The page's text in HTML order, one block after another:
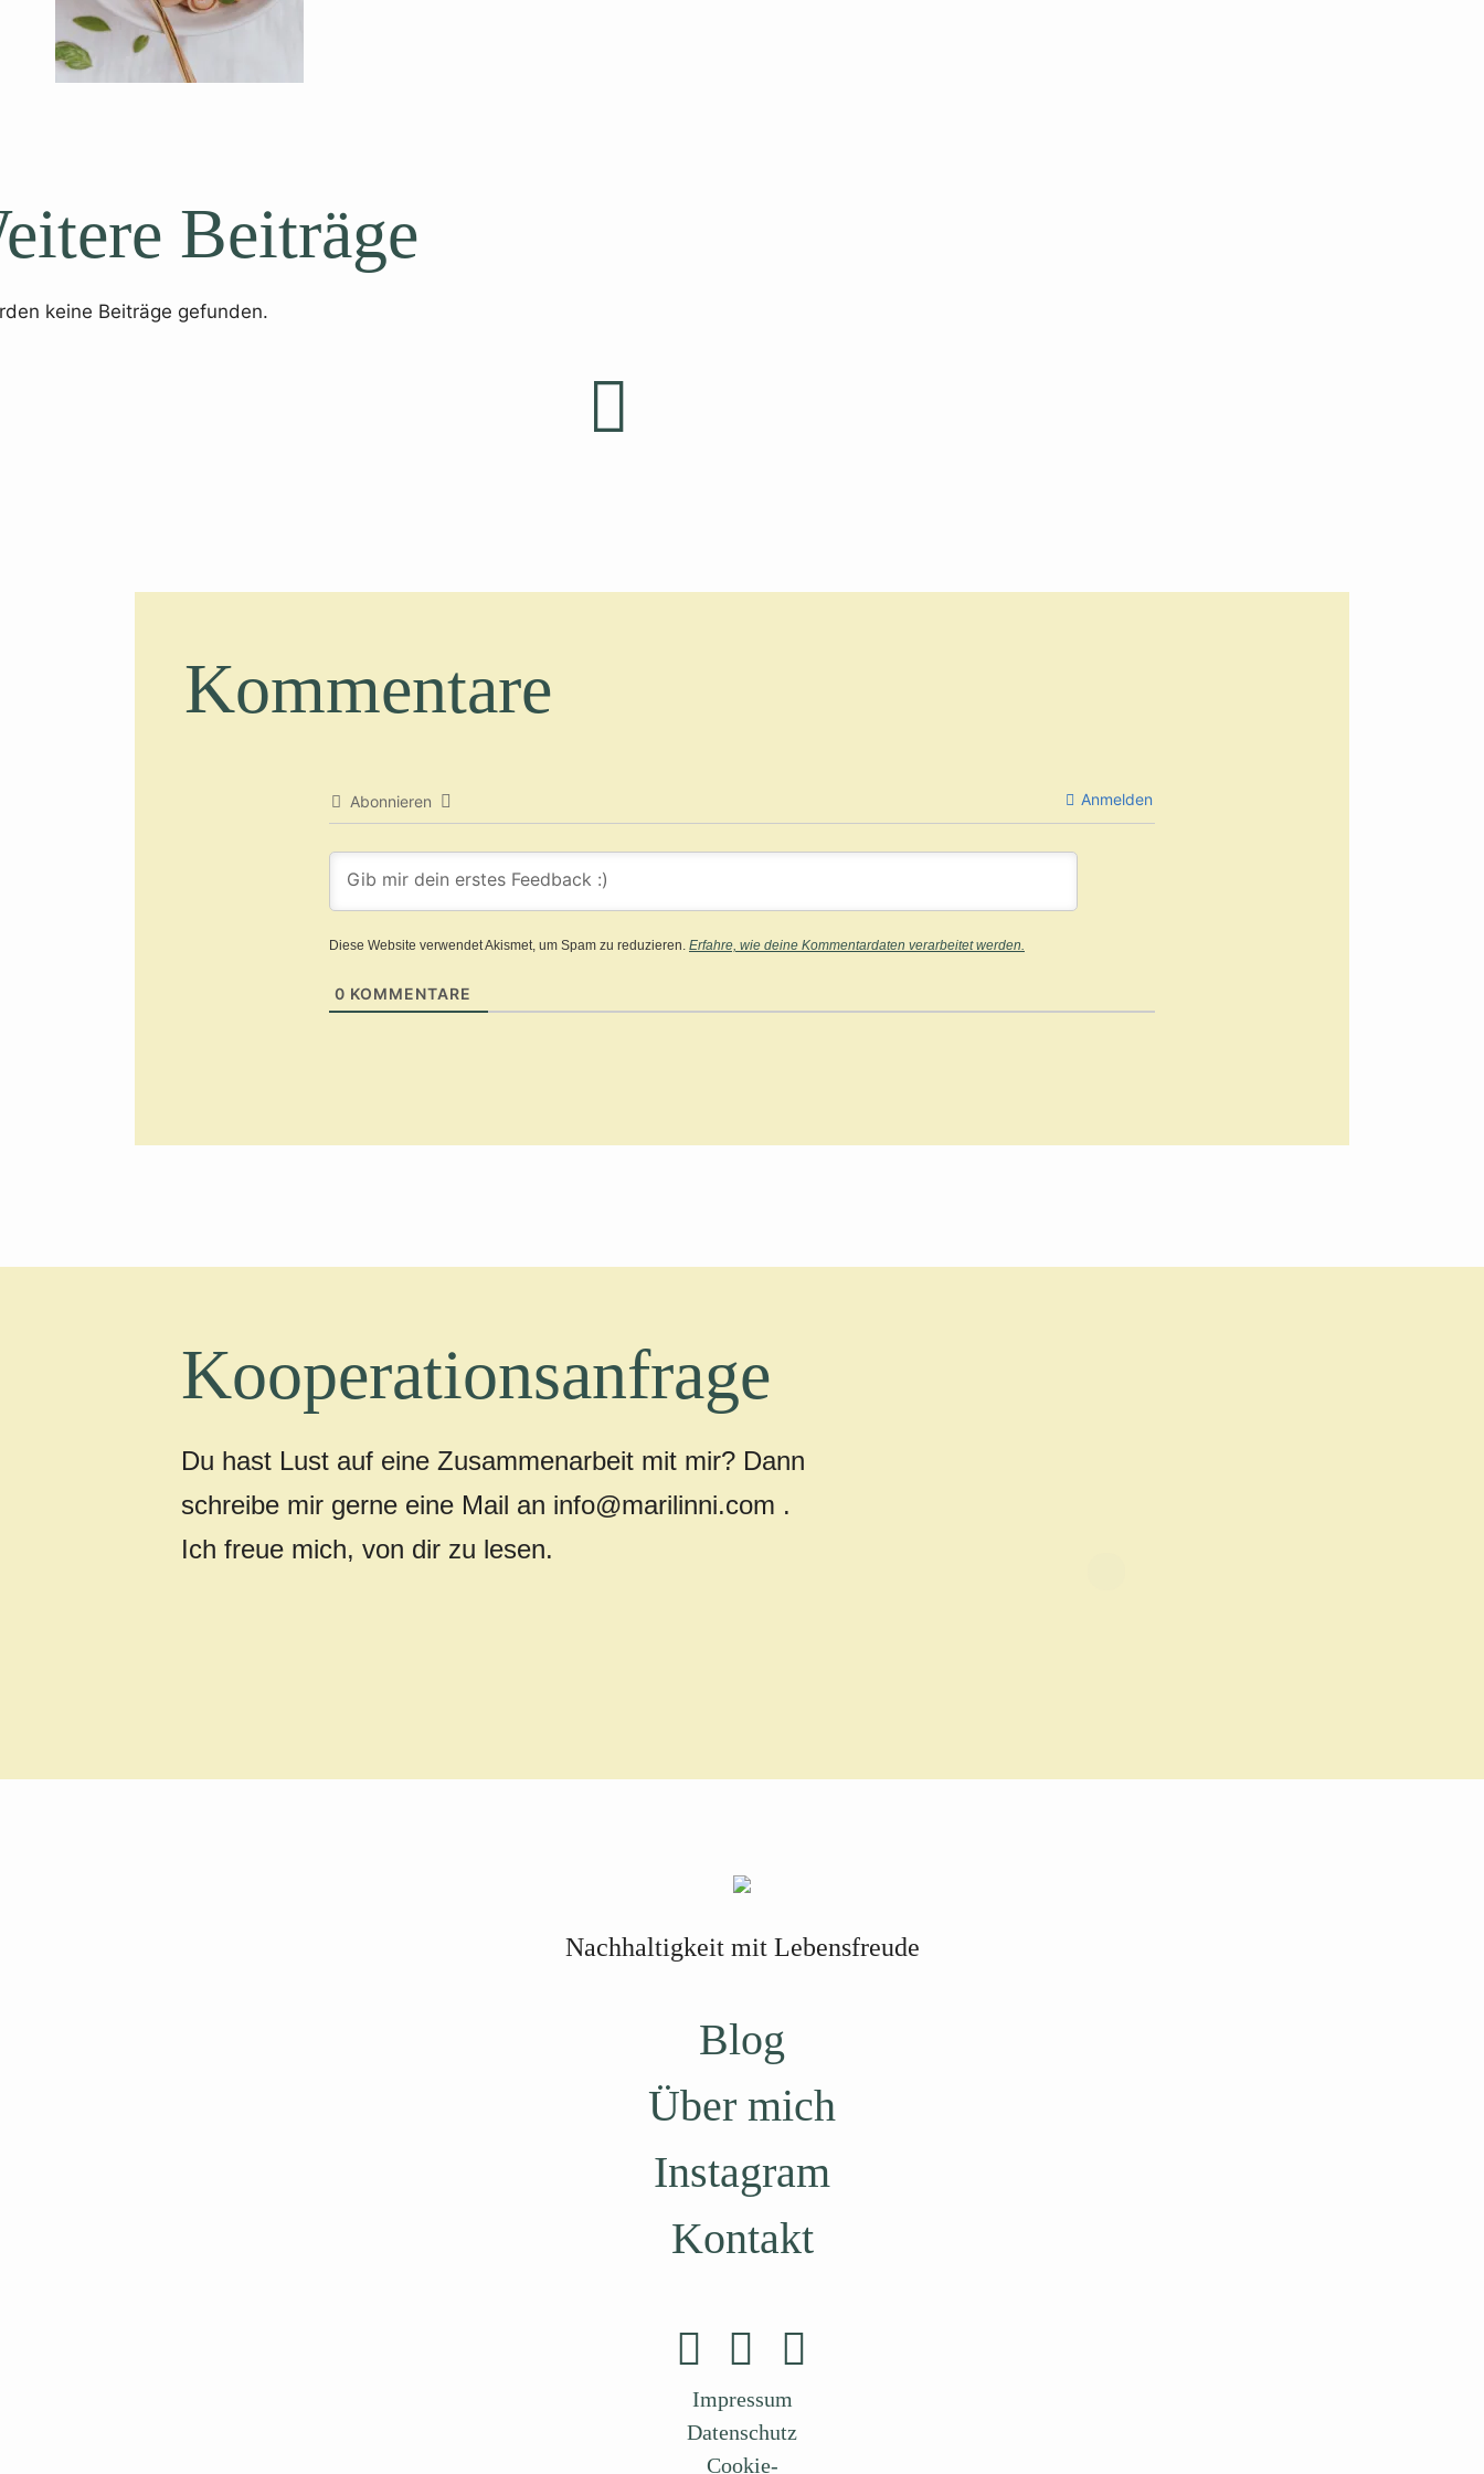
Beiträge
keine Beiträge gefunden.
Kommentare
Abonnieren Anmelden
Diese Website verwendet Akismet, um Spam zu reduzieren. Erfahre, wie deine Kommentardaten verarbeitet werden.
0 KOMMENTARE
Kooperationsanfrage
Du hast Lust auf eine Zusammenarbeit mit mir? Dann
schreibe mir gerne eine Mail an info@marilinni.com .
Ich freue mich, von dir zu lesen.
Nachhaltigkeit mit Lebensfreude
Blog
Über mich
Instagram
Kontakt
Impressum
Datenschutz
Cookie-